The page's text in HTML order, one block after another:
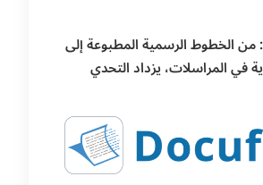
الخطوط الرسمية المطبوعة إلى
في المراسلات، يزداد التحدي